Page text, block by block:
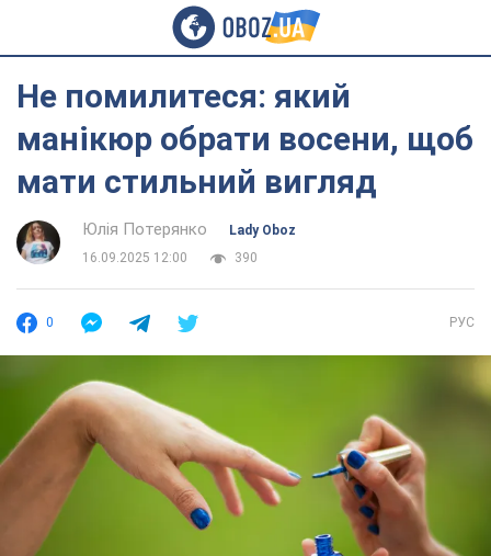
Не помилитеся: який
манікюр обрати восени, щоб
мати стильний вигляд
Юлія Потерянко
Lady Oboz
16.09.2025 12:00
390
0 РУС